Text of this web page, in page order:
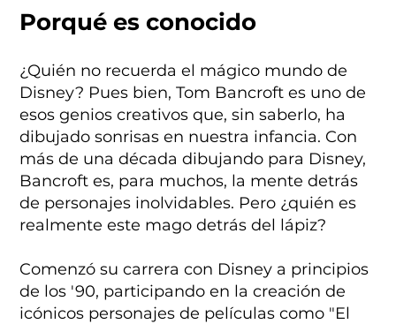
Porqué es conocido
¿Quién no recuerda el mágico mundo de
Disney? Pues bien, Tom Bancroft es uno de
esos genios creativos que, sin saberlo, ha
dibujado sonrisas en nuestra infancia. Con
más de una década dibujando para Disney,
Bancroft es, para muchos, la mente detrás
de personajes inolvidables. Pero ¿quién es
realmente este mago detrás del lápiz?
Comenzó su carrera con Disney a principios
de los '90, participando en la creación de
icónicos personajes de películas como "El